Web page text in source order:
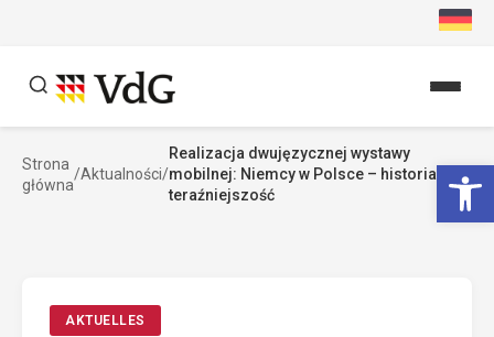
Szukaj
Strona
główna
/Aktualności/
Realizacja dwujęzycznej wystawy
mobilnej: Niemcy w Polsce – historia i
teraźniejszość
AKTUELLES